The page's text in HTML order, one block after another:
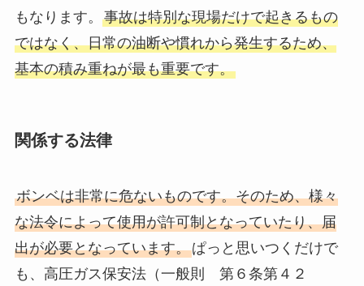
もなります。 事故は特別な現場だけで起きるもの
ではなく、日常の油断や慣れから発生するため、
基本の積み重ねが最も重要です。
関係する法律
ボンベは非常に危ないものです。そのため、様々
な法令によって使用が許可制となっていたり、届
出が必要となっています。ぱっと思いつくだけで
も、高圧ガス保安法（一般則 第６条第４２